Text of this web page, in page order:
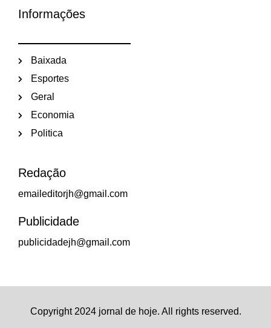
Informações
Baixada
Esportes
Geral
Economia
Politica
Redação
emaileditorjh@gmail.com
Publicidade
publicidadejh@gmail.com
Copyright 2024 jornal de hoje. All rights reserved.